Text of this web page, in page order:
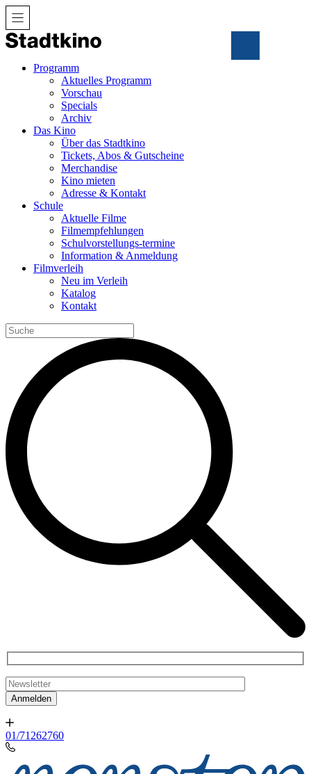
Zum
Inhalt
Programm
Aktuelles Programm
Vorschau
Specials
Archiv
Das Kino
Über das Stadtkino
Tickets, Abos & Gutscheine
Merchandise
Kino mieten
Adresse & Kontakt
Schule
Aktuelle Filme
Filmempfehlungen
Schulvorstellungs-termine
Information & Anmeldung
Filmverleih
Neu im Verleih
Katalog
Kontakt
Search
for:
01/71262760